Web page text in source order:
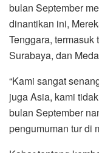
bulan September
dinantikan ini,
Tenggara, termasuk
Surabaya, dan
“Kami sangat
juga Asia, kami
bulan September
pengumuman tur di